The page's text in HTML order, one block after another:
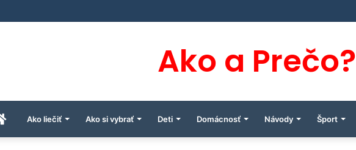
Ako a Prečo?
ÚvodnáAko liečiť Ako si vybrať Deti Domácnosť Návody Šport